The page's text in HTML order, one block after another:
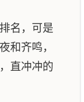
名，可是
和齐鸣，
直冲冲的